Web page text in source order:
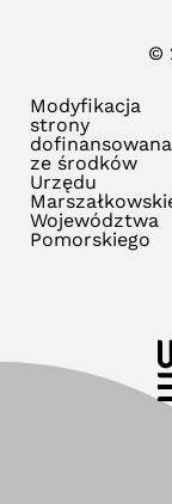
©
Modyfikacja
strony
dofinansowana
ze środków
Urzędu
Województwa
Pomorskiego